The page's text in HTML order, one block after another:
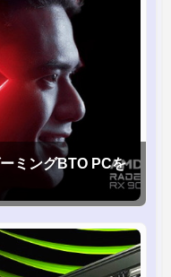
ミングBTO PCを